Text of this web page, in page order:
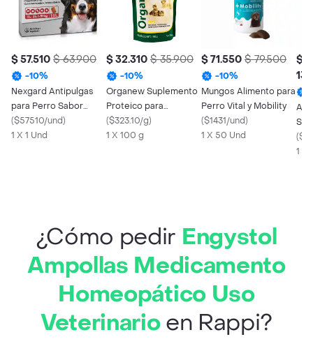
$ 57.510 $ 63.900
-10%
Nexgard Antipulgas
para Perro Sabor
Carne >25.1 a 50 Kg
($57510/und)
1 X 1 Und
$ 32.310 $ 35.900
-10%
Organew Suplemento
Proteico para
Mascotas
($323.10/g)
1 X 100 g
$ 71.550 $ 79.500
-10%
Mungos Alimento para
Perro Vital y Mobility
($1431/und)
1 X 50 Und
$
(
1 X
¿Cómo pedir Engystol
Ampollas Medicamento
Homeopático Uso
Veterinarioen Rappi?